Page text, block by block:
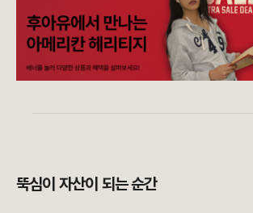
뚝심이 자산이 되는 순간